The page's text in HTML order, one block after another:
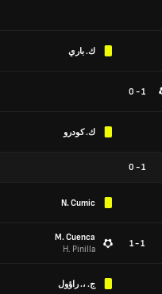
ك. باري
1 - 0
ك. كودرو
1
-
0
N. Cumic
1 - 1
M. Cuenca
H. Pinilla
ج. ،. راؤول